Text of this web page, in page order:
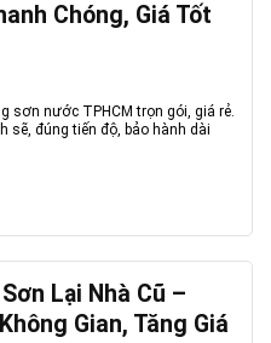
Chóng, Giá Tốt
sơn nước TPHCM trọn gói, giá rẻ.
sẽ, đúng tiến độ, bảo hành dài
Lại Nhà Cũ –
Gian, Tăng Giá